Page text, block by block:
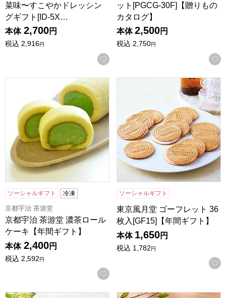
菜味〜すこやかドレッシン
グギフト[ID-5X…
本体 2,700円
税込 2,916円
お気に入りに登録する
ット[PGCG-30F]【贈りもの
カタログ】
本体 2,500円
税込 2,750円
京都宇治 茶游堂 濃茶ロールケーキ【年間ギフト】
ソーシャルギフト 冷凍
京都宇治 茶游堂
京都宇治 茶游堂 濃茶ロール
ケーキ【年間ギフト】
本体 2,400円
税込 2,592円
お気に入りに登録する
東京風月堂 ゴーフレット 36
ソーシャルギフト
東京風月堂 ゴーフレット 36
枚入[GF15]【年間ギフト】
本体 1,650円
税込 1,782円